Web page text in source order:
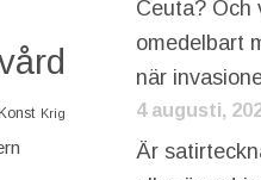
Konst Krig
Ceuta? Och
omedelbart
när
4 augusti,
Är